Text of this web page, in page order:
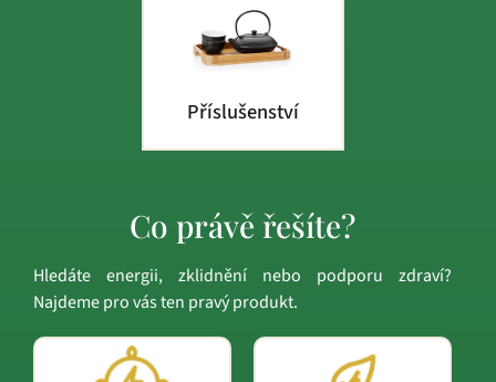
Příslušenství
Co právě řešíte?
Hledáte energii, zklidnění nebo podporu zdraví?
Najdeme pro vás ten pravý produkt.